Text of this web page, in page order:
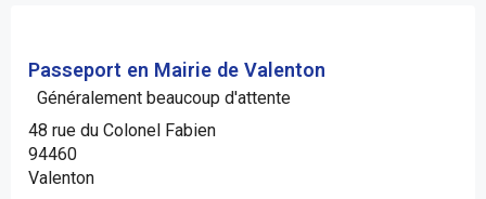
Passeport en Mairie de Valenton
Généralement beaucoup d'attente
48 rue du Colonel Fabien
94460
Valenton